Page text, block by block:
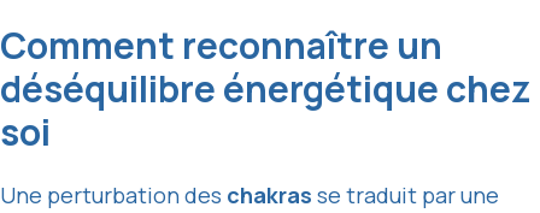
Comment reconnaître un
déséquilibre énergétique chez
soi
Une perturbation des chakras se traduit par une